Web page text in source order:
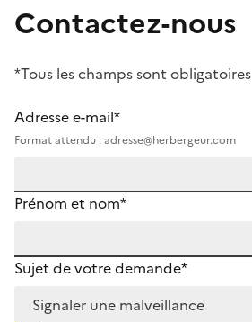
Contactez-nous
*Tous les champs sont obligatoires
Adresse e-mail*
Format attendu : adresse@herbergeur.com
Prénom et nom*
Sujet de votre demande*